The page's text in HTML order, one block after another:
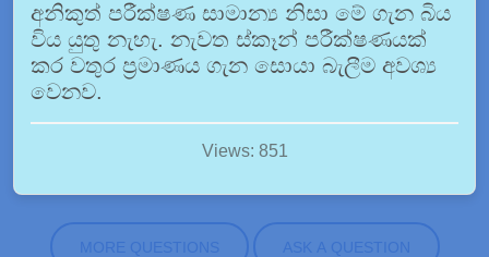
අනිකුත් පරීක්ෂණ සාමාන්‍ය නිසා මේ ගැන බිය
විය යුතු නැහැ. නැවත ස්කෑන් පරීක්ෂණයක්
කර වතුර ප්‍රමාණය ගැන සොයා බැලීම අවශ්‍ය
වෙනව.
Views: 851
MORE QUESTIONS ASK A QUESTION